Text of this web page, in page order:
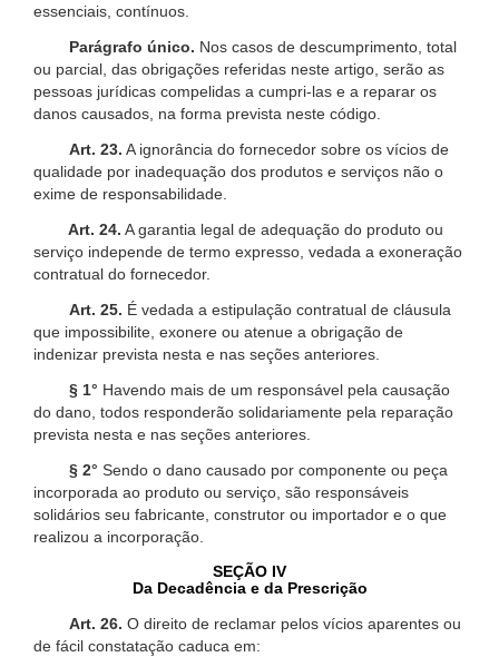
essenciais, contínuos.
Parágrafo único. Nos casos de descumprimento, total
ou parcial, das obrigações referidas neste artigo, serão as
pessoas jurídicas compelidas a cumpri-las e a reparar os
danos causados, na forma prevista neste código.
Art. 23. A ignorância do fornecedor sobre os vícios de
qualidade por inadequação dos produtos e serviços não o
exime de responsabilidade.
Art. 24. A garantia legal de adequação do produto ou
serviço independe de termo expresso, vedada a exoneração
contratual do fornecedor.
Art. 25. É vedada a estipulação contratual de cláusula
que impossibilite, exonere ou atenue a obrigação de
indenizar prevista nesta e nas seções anteriores.
§ 1° Havendo mais de um responsável pela causação
do dano, todos responderão solidariamente pela reparação
prevista nesta e nas seções anteriores.
§ 2° Sendo o dano causado por componente ou peça
incorporada ao produto ou serviço, são responsáveis
solidários seu fabricante, construtor ou importador e o que
realizou a incorporação.
SEÇÃO IV
Da Decadência e da Prescrição
Art. 26. O direito de reclamar pelos vícios aparentes ou
de fácil constatação caduca em: